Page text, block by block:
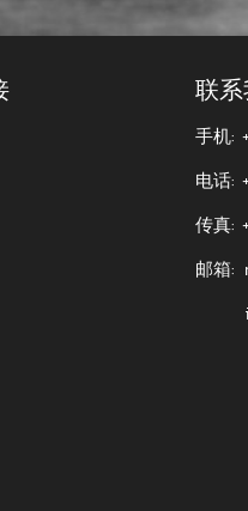
少？
对于最终完成的产品，我
彩检测仪、三坐标测量仪
性能和造型达到客户的要
联
手机:
电话:
传真:
邮箱: